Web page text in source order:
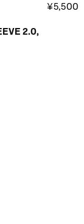
2.0,
¥5,500